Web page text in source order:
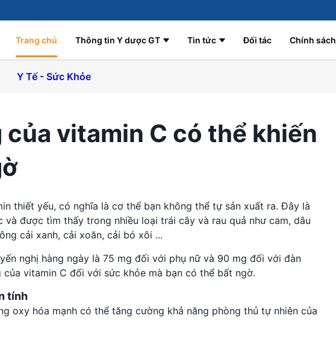
Trang chủ Thông tin Y dược GT Tin tức Đối tác Chính sách
Y Tế - Sức Khỏe
của vitamin C có thể khiến
thiết yếu, có nghĩa là cơ thể bạn không thể tự sản xuất ra. Đây là
được tìm thấy trong nhiều loại trái cây và rau quả như cam, dâu
cải xanh, cải xoăn, cải bó xôi ...
nghị hàng ngày là 75 mg đối với phụ nữ và 90 mg đối với đàn
của vitamin C đối với sức khỏe mà bạn có thể bất ngờ.
tính
oxy hóa mạnh có thể tăng cường khả năng phòng thủ tự nhiên của